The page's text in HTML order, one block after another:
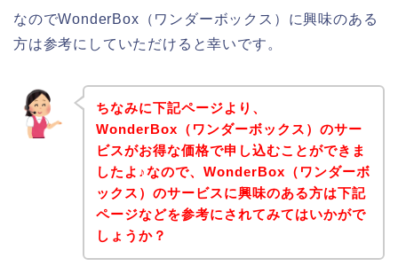
なのでWonderBox（ワンダーボックス）に興味のある
方は参考にしていただけると幸いです。
ちなみに下記ページより、
WonderBox（ワンダーボックス）のサー
ビスがお得な価格で申し込むことができま
したよ♪なので、WonderBox（ワンダーボ
ックス）のサービスに興味のある方は下記
ページなどを参考にされてみてはいかがで
しょうか？